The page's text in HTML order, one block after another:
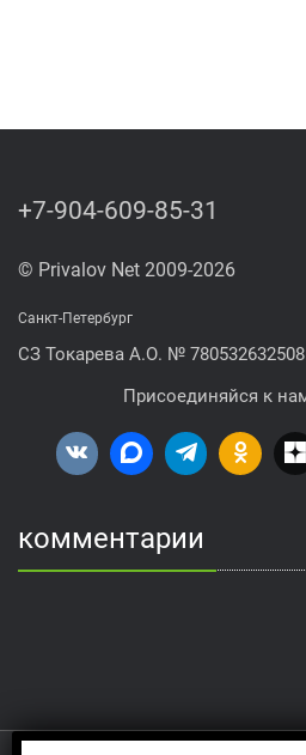
+7-904-609-85-31
© Privalov Net 2009-2026
Санкт-Петербург
СЗ Токарева А.О. № 780532632508
Присоединяйся к
комментарии